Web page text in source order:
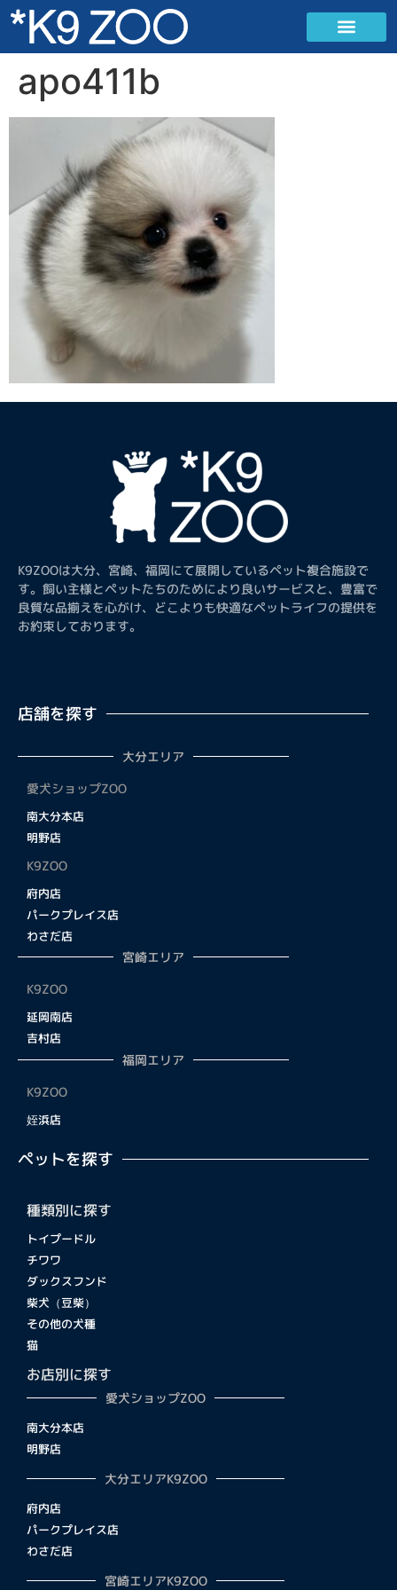
apo411b
K9ZOOは大分、宮崎、福岡にて展開しているペット複合施設で
す。飼い主様とペットたちのためにより良いサービスと、豊富で
良質な品揃えを心がけ、どこよりも快適なペットライフの提供を
お約束しております。
店舗を探す
大分エリア
愛犬ショップZOO
南大分本店
明野店
K9ZOO
府内店
パークプレイス店
わさだ店
宮崎エリア
K9ZOO
延岡南店
吉村店
福岡エリア
K9ZOO
姪浜店
ペットを探す
種類別に探す
トイプードル
チワワ
ダックスフンド
柴犬（豆柴）
その他の犬種
猫
お店別に探す
愛犬ショップZOO
南大分本店
明野店
大分エリアK9ZOO
府内店
パークプレイス店
わさだ店
宮崎エリアK9ZOO